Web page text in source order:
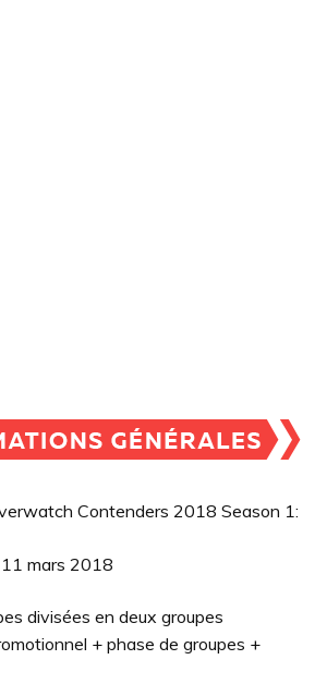
Contenders 2018 Season 1:
mars 2018
divisées en deux groupes
+ phase de groupes +